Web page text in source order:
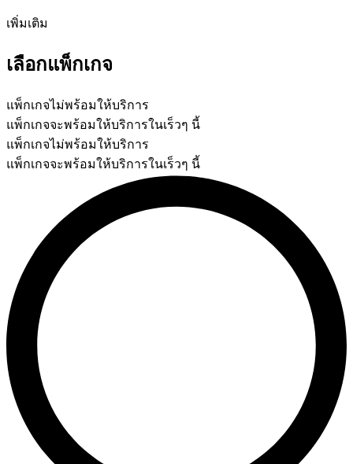
เพิ่มเติม
เลือกแพ็กเกจ
แพ็กเกจไม่พร้อมให้บริการ
แพ็กเกจจะพร้อมให้บริการในเร็วๆ นี้
แพ็กเกจไม่พร้อมให้บริการ
แพ็กเกจจะพร้อมให้บริการในเร็วๆ นี้